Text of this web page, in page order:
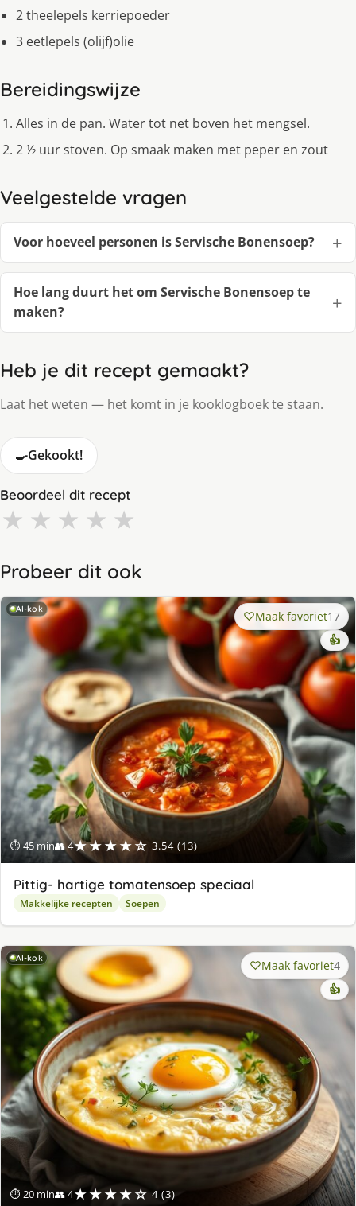
2 theelepels kerriepoeder
3 eetlepels (olijf)olie
Bereidingswijze
Alles in de pan. Water tot net boven het mengsel.
2 ½ uur stoven. Op smaak maken met peper en zout
Veelgestelde vragen
Voor hoeveel personen is Servische Bonensoep?
Hoe lang duurt het om Servische Bonensoep te
maken?
Heb je dit recept gemaakt?
Laat het weten — het komt in je kooklogboek te staan.
🍳Gekookt!
Beoordeel dit recept
★ ★ ★ ★ ★
Probeer dit ook
AI-kok
⏱ 45 min👥 4★★★★☆ 3.54 (13)
Maak favoriet17
👍
Pittig- hartige tomatensoep speciaal
Makkelijke recepten Soepen
AI-kok
⏱ 20 min👥 4★★★★☆ 4 (3)
Maak favoriet4
👍